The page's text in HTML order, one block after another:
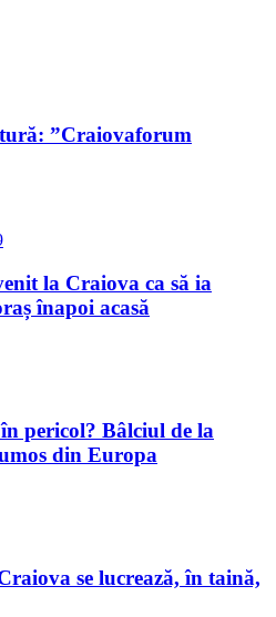
”Craiovaforum
la Craiova ca să ia
înapoi acasă
pericol? Bâlciul de la
din Europa
se lucrează, în taină,